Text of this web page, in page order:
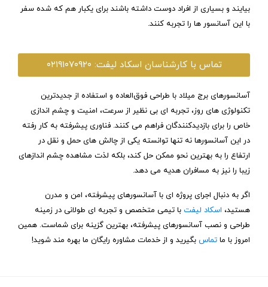
بیایند و بسیاری از افراد دوست داشته باشند برای یکبار هم که شده سفر
با این آسانسور ها را تجربه کنند.
تماس با کارشناسان اسکاد لیفت: ۰۲۱۹۱۰۷۰۹۲۰
آسانسورهای برج میلاد با طراحی فوق‌العاده و استفاده از جدیدترین
تکنولوژی‌ های روز، تجربه‌ ای بی‌ نظیر از سرعت، امنیت و چشم‌ اندازی
خاص را برای بازدیدکنندگان فراهم می‌ کنند. فناوری پیشرفته به کار رفته
در این آسانسورها نه‌ تنها توانسته یکی از چالش‌ های حمل‌ و نقل در
ارتفاع را به بهترین نحو ممکن حل کند، بلکه لذت مشاهده چشم‌ اندازهای
زیبا را نیز به مسافران هدیه می‌ دهد.
اگر به دنبال اجرای پروژه‌ ای با آسانسورهای پیشرفته، امن و مدرن
هستید، اسکاد لیفت با تیمی متخصص و تجربه‌ ای طولانی در زمینه
طراحی و نصب آسانسورهای پیشرفته، بهترین گزینه برای شماست. همین
امروز با ما تماس بگیرید و از خدمات مشاوره رایگان ما بهره‌ مند شوید!